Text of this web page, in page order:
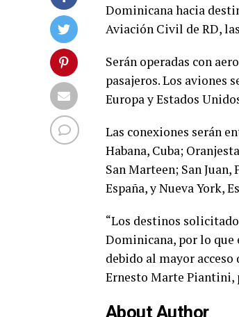
Dominicana hacia
Aviación Civil de RD,
Serán operadas con
pasajeros. Los aviones
Europa y Estados
Las conexiones serán
Habana, Cuba;
San Marteen; San
España, y Nueva York,
“Los destinos
Dominicana, por lo
debido al mayor acceso
Ernesto Marte Piantini,
About Author